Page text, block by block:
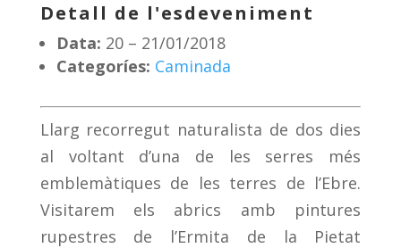
Detall de l'esdeveniment
Data: 20– 21/01/2018
Categoríes: Caminada
Llarg recorregut naturalista de dos dies
al voltant d’una de les serres més
emblemàtiques de les terres de l’Ebre.
Visitarem els abrics amb pintures
rupestres de l’Ermita de la Pietat